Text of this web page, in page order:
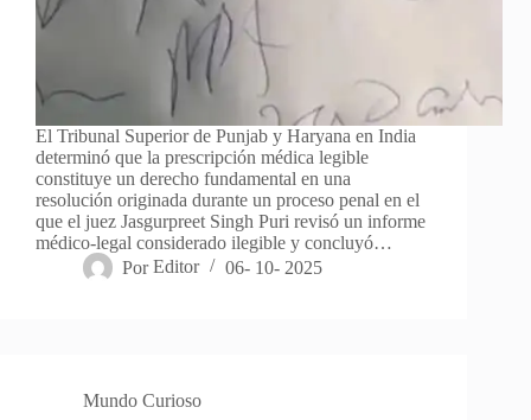
El Tribunal Superior de Punjab y Haryana en India
determinó que la prescripción médica legible
constituye un derecho fundamental en una
resolución originada durante un proceso penal en el
que el juez Jasgurpreet Singh Puri revisó un informe
médico-legal considerado ilegible y concluyó…
Por Editor 06- 10- 2025
Mundo Curioso